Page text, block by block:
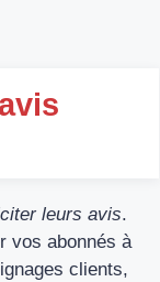
leurs avis.
vos abonnés à
clients,